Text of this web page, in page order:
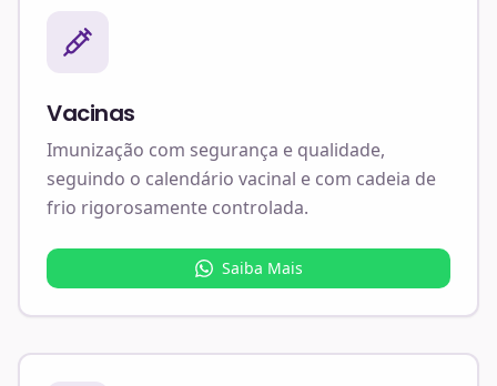
Vacinas
Imunização com segurança e qualidade,
seguindo o calendário vacinal e com cadeia de
frio rigorosamente controlada.
Saiba Mais